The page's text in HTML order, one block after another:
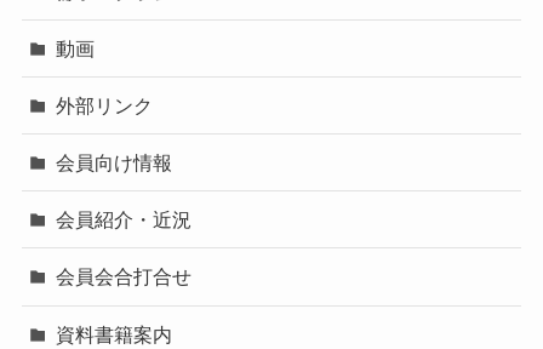
動画
外部リンク
会員向け情報
会員紹介・近況
会員会合打合せ
資料書籍案内